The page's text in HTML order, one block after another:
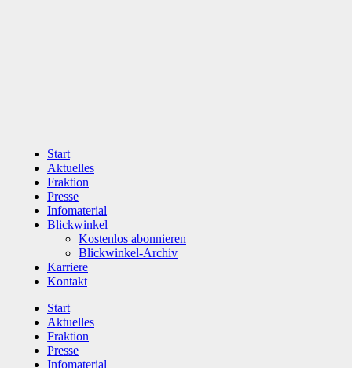
Start
Aktuelles
Fraktion
Presse
Infomaterial
Blickwinkel
Kostenlos abonnieren
Blickwinkel-Archiv
Karriere
Kontakt
Start
Aktuelles
Fraktion
Presse
Infomaterial